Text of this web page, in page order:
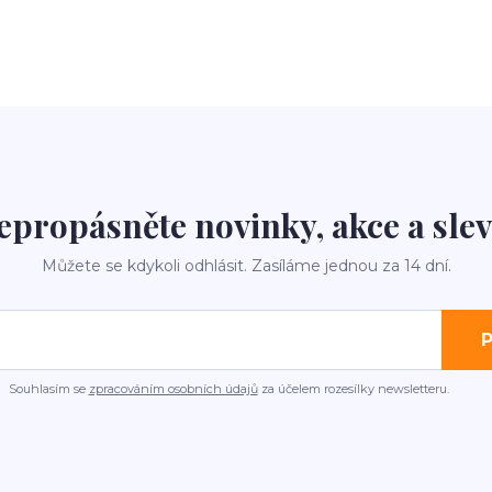
novinky, akce a
Můžete se kdykoli odhlásit. Zasíláme jednou za 14 dní.
Souhlasím se zpracováním osobních údajůza účelem rozesílky newsletteru.